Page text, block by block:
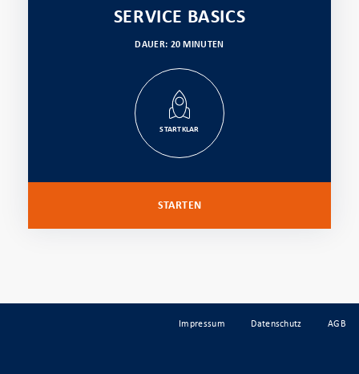
SERVICE BASICS
DAUER: 20 MINUTEN
STARTKLAR
STARTEN
Impressum Datenschutz AGB